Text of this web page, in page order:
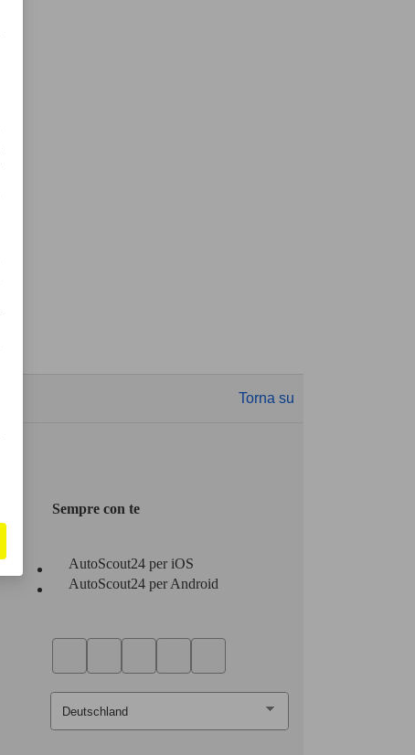
Torna su
Sempre con te
AutoScout24 per iOS
AutoScout24 per Android